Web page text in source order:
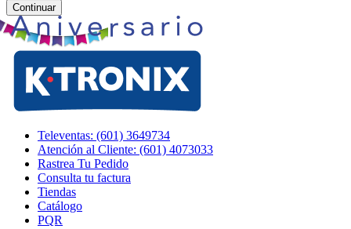
Continuar
Televentas: (601) 3649734
Atención al Cliente: (601) 4073033
Rastrea Tu Pedido
Consulta tu factura
Tiendas
Catálogo
PQR